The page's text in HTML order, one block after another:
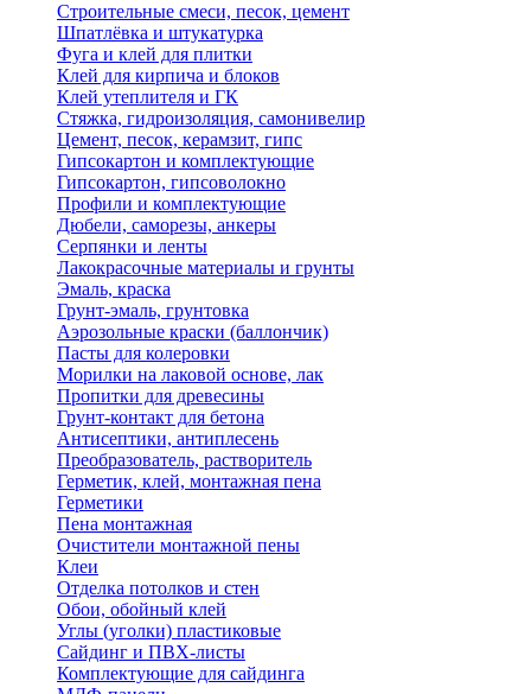
Строительные смеси, песок, цемент
Шпатлёвка и штукатурка
Фуга и клей для плитки
Клей для кирпича и блоков
Клей утеплителя и ГК
Стяжка, гидроизоляция, самонивелир
Цемент, песок, керамзит, гипс
Гипсокартон и комплектующие
Гипсокартон, гипсоволокно
Профили и комплектующие
Дюбели, саморезы, анкеры
Серпянки и ленты
Лакокрасочные материалы и грунты
Эмаль, краска
Грунт-эмаль, грунтовка
Аэрозольные краски (баллончик)
Пасты для колеровки
Морилки на лаковой основе, лак
Пропитки для древесины
Грунт-контакт для бетона
Антисептики, антиплесень
Преобразователь, растворитель
Герметик, клей, монтажная пена
Герметики
Пена монтажная
Очистители монтажной пены
Клеи
Отделка потолков и стен
Обои, обойный клей
Углы (уголки) пластиковые
Сайдинг и ПВХ-листы
Комплектующие для сайдинга